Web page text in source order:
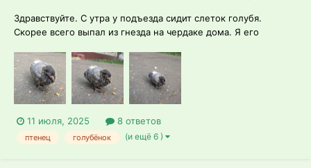
Здравствуйте. С утра у подъезда сидит слеток голубя.
Скорее всего выпал из гнезда на чердаке дома. Я его
переставляла, запищал и замахал крыльями. Он там сидит
весь день с 8.00 утра. Сидит на месте, может пару метров
пройти, на звуки реагирует и актив...
11 июля, 2025 8 ответов
птенец голубёнок (и ещё 6 )